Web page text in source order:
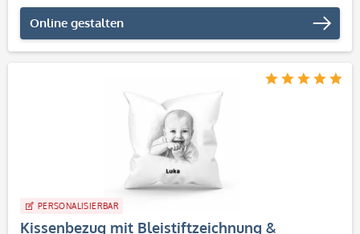
Online gestalten
PERSONALISIERBAR
Kissenbezug mit Bleistiftzeichnung &